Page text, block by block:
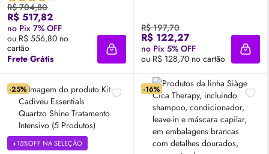
R$ 704,80
R$ 517,82
no Pix 7% OFF
ou R$ 556,80 no
cartão
Frete Grátis
Adicionar à sacola
R$ 197,70
R$ 122,27
no Pix 5% OFF
ou R$ 128,70 no cartão
-25%
+15%OFF NA SELEÇÃO
-16%